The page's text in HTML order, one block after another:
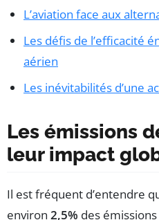
L’aviation face aux
Les défis de l’efficacité
aérien
Les inévitabilités d’une
Les émissions
leur impact
Il est fréquent d’entendre
environ 2,5% des